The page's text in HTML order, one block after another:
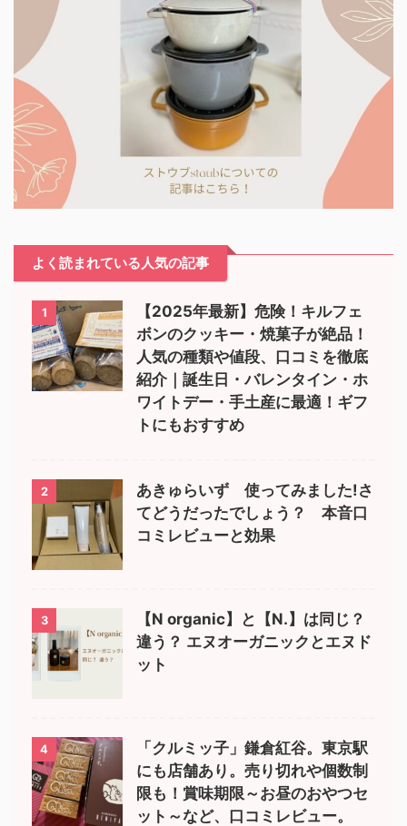
よく読まれている人気の記事
1
【2025年最新】危険！キルフェ
ボンのクッキー・焼菓子が絶品！
人気の種類や値段、口コミを徹底
紹介｜誕生日・バレンタイン・ホ
ワイトデー・手土産に最適！ギフ
トにもおすすめ
2
あきゅらいず 使ってみました!さ
てどうだったでしょう？ 本音口
コミレビューと効果
3
【N organic】と【N.】は同じ？
違う？ エヌオーガニックとエヌド
ット
4
「クルミッ子」鎌倉紅谷。東京駅
にも店舗あり。売り切れや個数制
限も！賞味期限～お昼のおやつセ
ット～など、口コミレビュー。